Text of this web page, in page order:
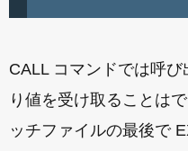
CALL コマンドでは呼
り値を受け取ることは
ッチファイルの最後で